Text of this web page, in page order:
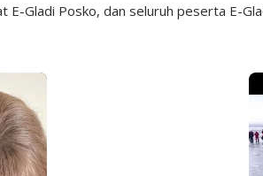
Gladi Posko, dan seluruh peserta E-